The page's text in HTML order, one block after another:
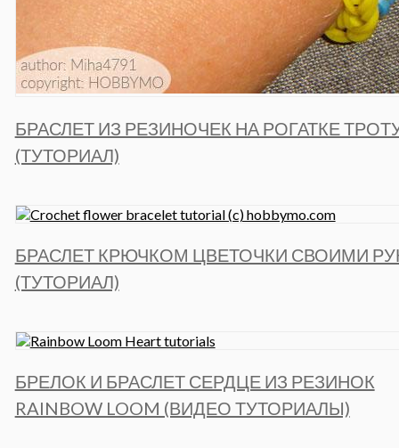
БРАСЛЕТ ИЗ РЕЗИНОЧЕК НА РОГАТКЕ
(ТУТОРИАЛ)
БРАСЛЕТ КРЮЧКОМ ЦВЕТОЧКИ СВОИМИ
(ТУТОРИАЛ)
БРЕЛОК И БРАСЛЕТ СЕРДЦЕ ИЗ РЕЗИНОК
RAINBOW LOOM (ВИДЕО ТУТОРИАЛЫ)